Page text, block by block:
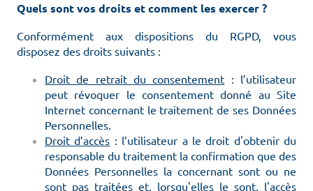
Quels sont vos droits et comment les exercer ?
Conformément aux dispositions du RGPD, vous
disposez des droits suivants :
Droit de retrait du consentement : l’utilisateur
peut révoquer le consentement donné au Site
Internet concernant le traitement de ses Données
Personnelles.
Droit d’accès : l’utilisateur a le droit d'obtenir du
responsable du traitement la confirmation que des
Données Personnelles la concernant sont ou ne
sont pas traitées et, lorsqu'elles le sont, l'accès